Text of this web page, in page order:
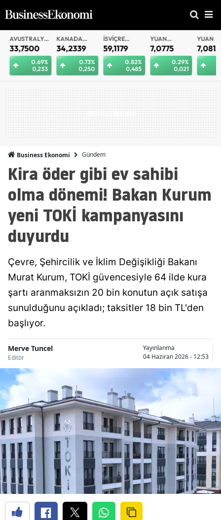
AVUSTRALYA
DOLARI
33,7500
0.69%
0,233
KANADA
DOLARI
34,2339
0.73%
0,250
İSVIÇRE
FRANKI
59,1179
0.82%
0,485
YUAN
OFFSHORE
7,0775
0.29%
0,021
YUAN
7,0812
Business Ekonomi Gündem
Kira öder gibi ev sahibi
olma dönemi! Bakan Kurum
yeni TOKİ kampanyasını
duyurdu
Çevre, Şehircilik ve İklim Değişikliği Bakanı
Murat Kurum, TOKİ güvencesiyle 64 ilde kura
şartı aranmaksızın 20 bin konutun açık satışa
sunulduğunu açıkladı; taksitler 18 bin TL'den
başlıyor.
Merve Tuncel
Editör
Yayınlanma
04 Haziran 2026 - 12:53